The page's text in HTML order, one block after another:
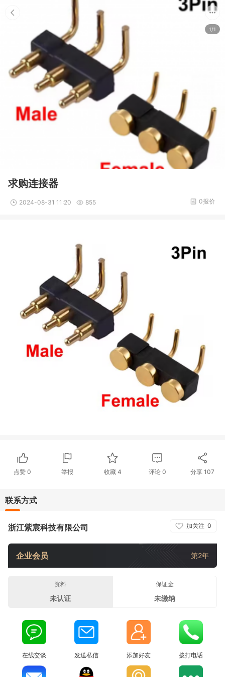
1/1
求购连接器
2024-08-31 11:20 855 0报价
点赞0 举报 收藏 4 评论0 分享107
联系方式
加关注 0
浙江紫宸科技有限公司
企业会员 第2年
资料
未认证
保证金
未缴纳
在线交谈 发送私信 添加好友 拨打电话